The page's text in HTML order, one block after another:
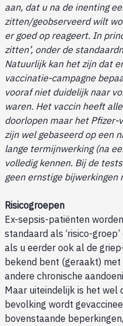
aan, dat u na de inenting
zitten/geobserveerd wilt
er goed op reageert. In
zitten’, onder de
Natuurlijk kan het zijn dat
vaccinatie-campagne
vooraf niet duidelijk naar
waren. Het vaccin heeft
doorlopen maar het Pfizer-
zijn wel gebaseerd op een
lange termijnwerking (na
volledig kennen. Bij de
geen ernstige bijwerkingen
Risicogroepen
Ex-sepsis-patiënten
standaard als ‘risico-
als u eerder ook al de
bekend bent (geraakt)
andere chronische
Maar uiteindelijk is het wel
bevolking wordt
bovenstaande